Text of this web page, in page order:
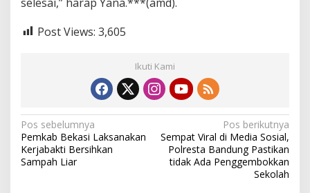
Post Views: 3,605
Ikuti Kami
N
a
v
Pos sebelumnya
Pemkab Bekasi Laksanakan
Kerjabakti Bersihkan
Sampah Liar
Pos berikutnya
Sempat Viral di Media Sosial,
Polresta Bandung Pastikan
tidak Ada Penggembokkan
Sekolah